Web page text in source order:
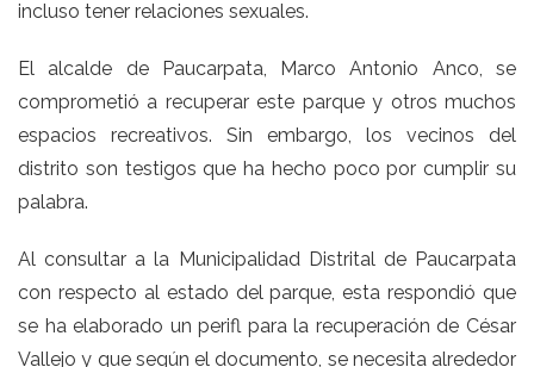
incluso tener relaciones sexuales.
El alcalde de Paucarpata, Marco Antonio Anco, se
comprometió a recuperar este parque y otros muchos
espacios recreativos. Sin embargo, los vecinos del
distrito son testigos que ha hecho poco por cumplir su
palabra.
Al consultar a la Municipalidad Distrital de Paucarpata
con respecto al estado del parque, esta respondió que
se ha elaborado un perifl para la recuperación de César
Vallejo y que según el documento, se necesita alrededor